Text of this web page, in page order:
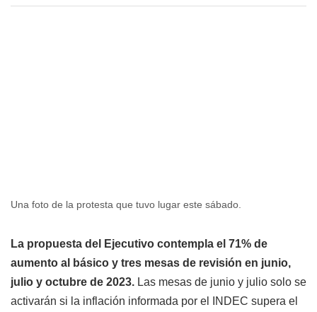
Una foto de la protesta que tuvo lugar este sábado.
La propuesta del Ejecutivo contempla el 71% de
aumento al básico y tres mesas de revisión en junio,
julio y octubre de 2023. Las mesas de junio y julio solo se
activarán si la inflación informada por el INDEC supera el